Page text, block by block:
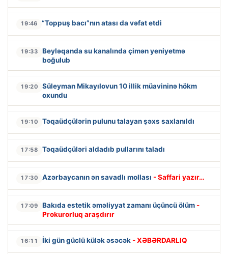
19:46 “Toppuş bacı”nın atası da vəfat etdi
19:33
Beyləqanda su kanalında çimən yeniyetmə
boğulub
19:20
Süleyman Mikayılovun 10 illik müavininə hökm
oxundu
19:10 Təqaüdçülərin pulunu talayan şəxs saxlanıldı
17:58 Təqaüdçüləri aldadıb pullarını taladı
17:30 Azərbaycanın ən savadlı mollası - Saffari yazır…
17:09 Bakıda estetik əməliyyat zamanı üçüncü ölüm -
Prokurorluq araşdırır
16:11 İki gün güclü külək əsəcək - XƏBƏRDARLIQ